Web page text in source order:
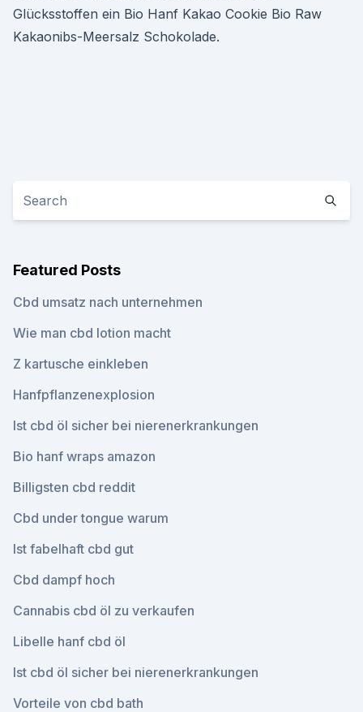
Glücksstoffen ein Bio Hanf Kakao Cookie Bio Raw
Kakaonibs-Meersalz Schokolade.
Featured Posts
Cbd umsatz nach unternehmen
Wie man cbd lotion macht
Z kartusche einkleben
Hanfpflanzenexplosion
Ist cbd öl sicher bei nierenerkrankungen
Bio hanf wraps amazon
Billigsten cbd reddit
Cbd under tongue warum
Ist fabelhaft cbd gut
Cbd dampf hoch
Cannabis cbd öl zu verkaufen
Libelle hanf cbd öl
Ist cbd öl sicher bei nierenerkrankungen
Vorteile von cbd bath